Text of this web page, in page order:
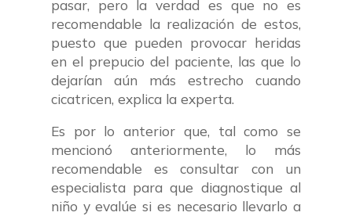
pasar, pero la verdad es que no es
recomendable la realización de estos,
puesto que pueden provocar heridas
en el prepucio del paciente, las que lo
dejarían aún más estrecho cuando
cicatricen, explica la experta.
Es por lo anterior que, tal como se
mencionó anteriormente, lo más
recomendable es consultar con un
especialista para que diagnostique al
niño y evalúe si es necesario llevarlo a